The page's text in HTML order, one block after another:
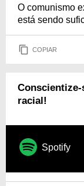
O comunismo
está sendo
COPIAR
racial!
Spotify